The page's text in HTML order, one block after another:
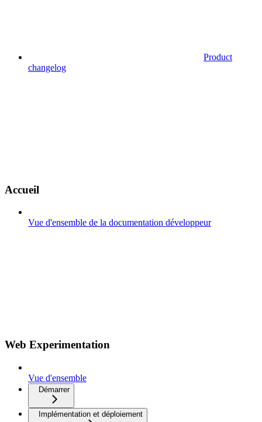
Product
changelog
Accueil
Vue d'ensemble de la documentation développeur
Web Experimentation
Vue d'ensemble
Démarrer
Implémentation et déploiement